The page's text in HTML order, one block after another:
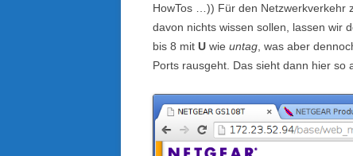
HowTos …)) Für den Netzwerkverkehr
davon nichts wissen sollen, lassen wir
bis 8 mit U wie untag , was aber
Ports rausgeht. Das sieht dann hier so